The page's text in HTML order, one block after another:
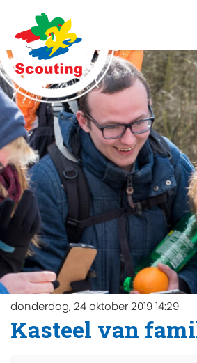
donderdag, 24 oktober 2019 14:29
Kasteel van